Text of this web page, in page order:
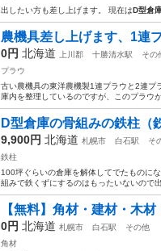
出したい方も差し上げます。 現在はD型倉
農機具差し上げます、1連
0円 北海道 上川郡 十勝清水駅
その
プラウ
古い農機具の東洋農機製1連プラウと2連プ
庫内を整理しているのですが、このプラウ
D型倉庫の骨組みの鉄柱（
9,900円 北海道 札幌市 白石駅
そ
鉄柱
100坪ぐらいの倉庫を解体してでたものに
組みで鉄くずにするのはもったいないので
【無料】角材・建材・木
0円 北海道 札幌市 白石駅
その他
角材